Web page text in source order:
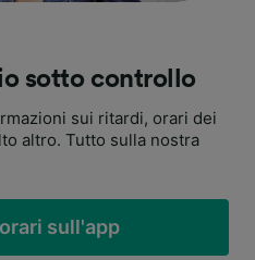
sotto controllo
sui ritardi, orari dei
altro. Tutto sulla nostra
sull'app